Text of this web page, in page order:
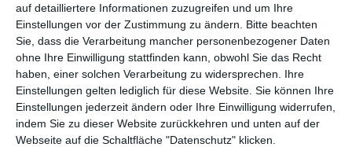
auf detailliertere Informationen zuzugreifen und um Ihre
Einstellungen vor der Zustimmung zu ändern. Bitte beachten
Sie, dass die Verarbeitung mancher personenbezogener Daten
ohne Ihre Einwilligung stattfinden kann, obwohl Sie das Recht
haben, einer solchen Verarbeitung zu widersprechen. Ihre
Einstellungen gelten lediglich für diese Website. Sie können Ihre
Einstellungen jederzeit ändern oder Ihre Einwilligung widerrufen,
indem Sie zu dieser Website zurückkehren und unten auf der
Webseite auf die Schaltfläche "Datenschutz" klicken.
Glückwünsche
Geburtstag
Geburtstagskarten für Kinder